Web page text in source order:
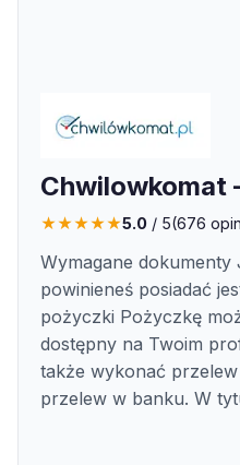
Chwilowkomat
★★★★★5.0 / 5(676
Wymagane dokumenty
powinieneś posiadać
pożyczki Pożyczkę
dostępny na Twoim
także wykonać
przelew w banku. W